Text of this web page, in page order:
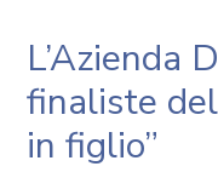
L’Azienda
finaliste
in figlio”